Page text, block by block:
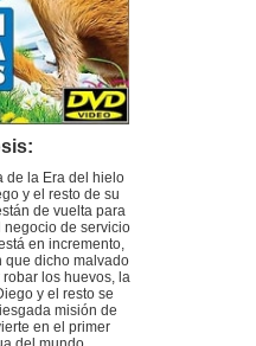
de la Era del hielo
y el resto de su
de vuelta para
negocio de servicio
en incremento,
que dicho malvado
los huevos, la
y el resto se
misión de
en el primer